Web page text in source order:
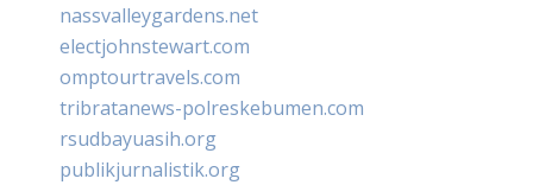
nassvalleygardens.net
electjohnstewart.com
omptourtravels.com
tribratanews-polreskebumen.com
rsudbayuasih.org
publikjurnalistik.org